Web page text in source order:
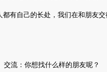
自己的长处，我们在和朋友交
流：你想找什么样的朋友呢？